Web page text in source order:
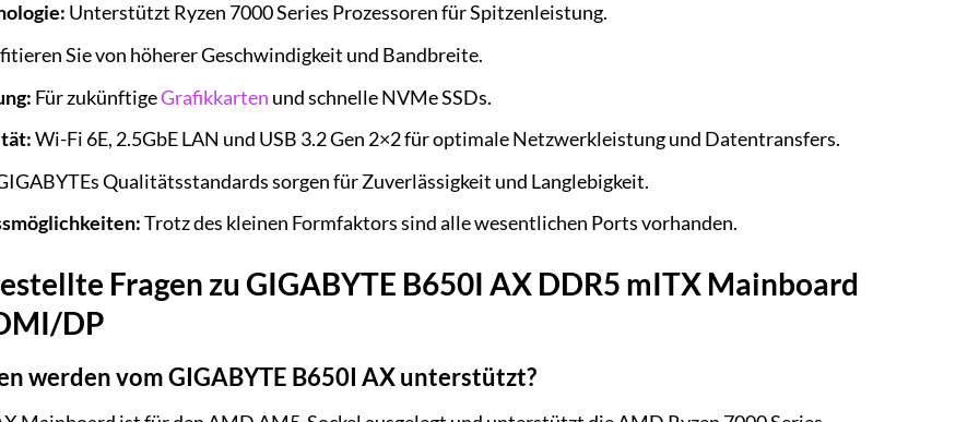
Unterstützt Ryzen 7000 Series Prozessoren für Spitzenleistung.
Sie von höherer Geschwindigkeit und Bandbreite.
Für zukünftigeGrafikkarten und schnelle NVMe SSDs.
Wi-Fi 6E, 2.5GbE LAN und USB 3.2 Gen 2×2 für optimale Netzwerkleistung und Datentransfers.
Qualitätsstandards sorgen für Zuverlässigkeit und Langlebigkeit.
Trotz des kleinen Formfaktors sind alle wesentlichen Ports vorhanden.
Fragen zu GIGABYTE B650I AX DDR5 mITX Mainboard
DP
werden vom GIGABYTE B650I AX unterstützt?